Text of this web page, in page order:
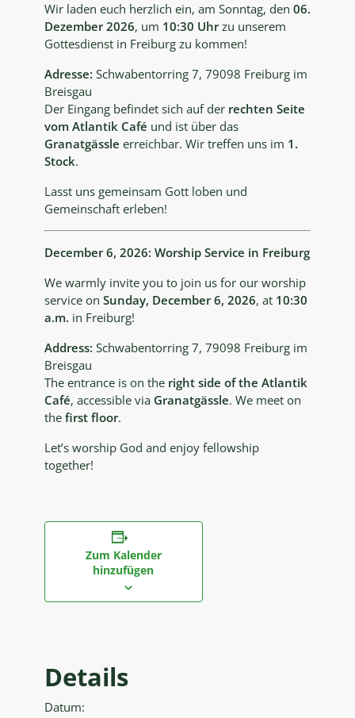
Wir laden euch herzlich ein, am Sonntag, den 06.
Dezember 2026, um 10:30 Uhrzu unserem
Gottesdienst in Freiburg zu kommen!
Adresse: Schwabentorring 7, 79098 Freiburg im
Breisgau
Der Eingang befindet sich auf der rechten Seite
vom Atlantik Café und ist über das
Granatgässle erreichbar. Wir treffen uns im 1.
Stock.
Lasst uns gemeinsam Gott loben und
Gemeinschaft erleben!
December 6, 2026: Worship Service in Freiburg
We warmly invite you to join us for our worship
service on Sunday, December 6, 2026, at 10:30
a.m. in Freiburg!
Address: Schwabentorring 7, 79098 Freiburg im
Breisgau
The entrance is on the right side of the Atlantik
Café, accessible via Granatgässle. We meet on
the first floor.
Let’s worship God and enjoy fellowship
together!
Zum Kalender
hinzufügen
Details
Datum: